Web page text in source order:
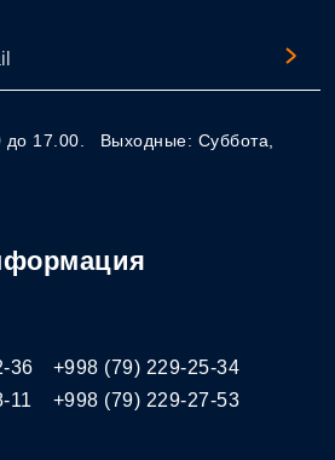
17.00.
Выходные: Суббота,
36
11
+998 (79) 229-25-34
+998 (79) 229-27-53